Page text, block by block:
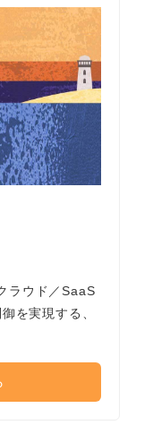
ラウド／SaaS
を実現する、